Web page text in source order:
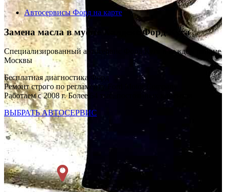
Автосервисы Форд на карте
Замена масла в муфте Халдекс Форд Куга
Специализированный автосервис Форд Куга в каждом районе
Москвы
Бесплатная диагностика Форд
Ремонт строго по регламенту Ford Motor Company
Работаем с 2008 г. Более 54 тыс. постоянных клиентов
ВЫБРАТЬ АВТОСЕРВИС